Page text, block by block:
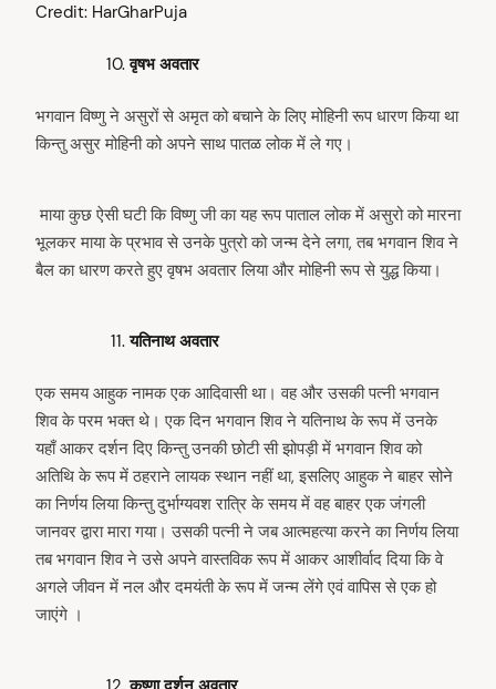
Credit: HarGharPuja
वृषभ अवतार
भगवान विष्णु ने असुरों से अमृत को बचाने के लिए मोहिनी रूप धारण किया था
किन्तु असुर मोहिनी को अपने साथ पातळ लोक में ले गए।
माया कुछ ऐसी घटी कि विष्णु जी का यह रूप पाताल लोक में असुरो को मारना
भूलकर माया के प्रभाव से उनके पुत्रो को जन्म देने लगा, तब भगवान शिव ने
बैल का धारण करते हुए वृषभ अवतार लिया और मोहिनी रूप से युद्ध किया।
यतिनाथ अवतार
एक समय आहुक नामक एक आदिवासी था। वह और उसकी पत्नी भगवान
शिव के परम भक्त थे। एक दिन भगवान शिव ने यतिनाथ के रूप में उनके
यहाँ आकर दर्शन दिए किन्तु उनकी छोटी सी झोपड़ी में भगवान शिव को
अतिथि के रूप में ठहराने लायक स्थान नहीं था, इसलिए आहुक ने बाहर सोने
का निर्णय लिया किन्तु दुर्भाग्यवश रात्रि के समय में वह बाहर एक जंगली
जानवर द्वारा मारा गया। उसकी पत्नी ने जब आत्महत्या करने का निर्णय लिया
तब भगवान शिव ने उसे अपने वास्तविक रूप में आकर आशीर्वाद दिया कि वे
अगले जीवन में नल और दमयंती के रूप में जन्म लेंगे एवं वापिस से एक हो
जाएंगे ।